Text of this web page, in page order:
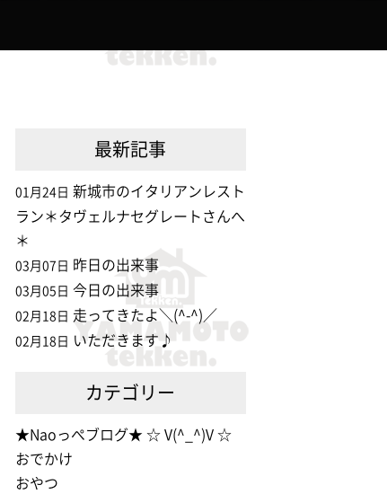
最新記事
01月24日 新城市のイタリアンレスト
ラン＊タヴェルナセグレートさんへ
＊
03月07日 昨日の出来事
03月05日 今日の出来事
02月18日 走ってきたよ＼(^-^)／
02月18日 いただきます♪
カテゴリー
★Naoっぺブログ★ ☆ V(^_^)V ☆
おでかけ
おやつ